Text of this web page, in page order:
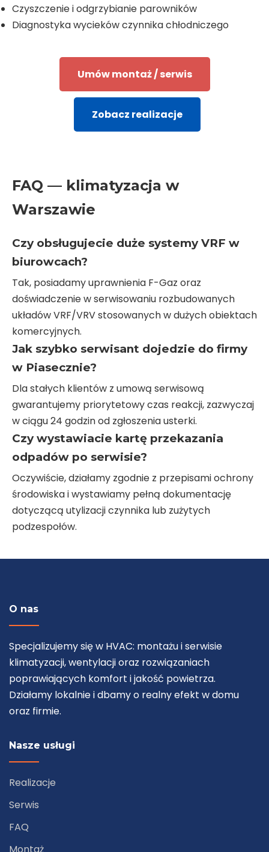
Czyszczenie i odgrzybianie parowników
Diagnostyka wycieków czynnika chłodniczego
Umów montaż / serwis
Zobacz realizacje
FAQ — klimatyzacja w
Warszawie
Czy obsługujecie duże systemy VRF w
biurowcach?
Tak, posiadamy uprawnienia F-Gaz oraz
doświadczenie w serwisowaniu rozbudowanych
układów VRF/VRV stosowanych w dużych obiektach
komercyjnych.
Jak szybko serwisant dojedzie do firmy
w Piasecznie?
Dla stałych klientów z umową serwisową
gwarantujemy priorytetowy czas reakcji, zazwyczaj
w ciągu 24 godzin od zgłoszenia usterki.
Czy wystawiacie kartę przekazania
odpadów po serwisie?
Oczywiście, działamy zgodnie z przepisami ochrony
środowiska i wystawiamy pełną dokumentację
dotyczącą utylizacji czynnika lub zużytych
podzespołów.
O nas
Specjalizujemy się w HVAC: montażu i serwisie
klimatyzacji, wentylacji oraz rozwiązaniach
poprawiających komfort i jakość powietrza.
Działamy lokalnie i dbamy o realny efekt w domu
oraz firmie.
Nasze usługi
Realizacje
Serwis
FAQ